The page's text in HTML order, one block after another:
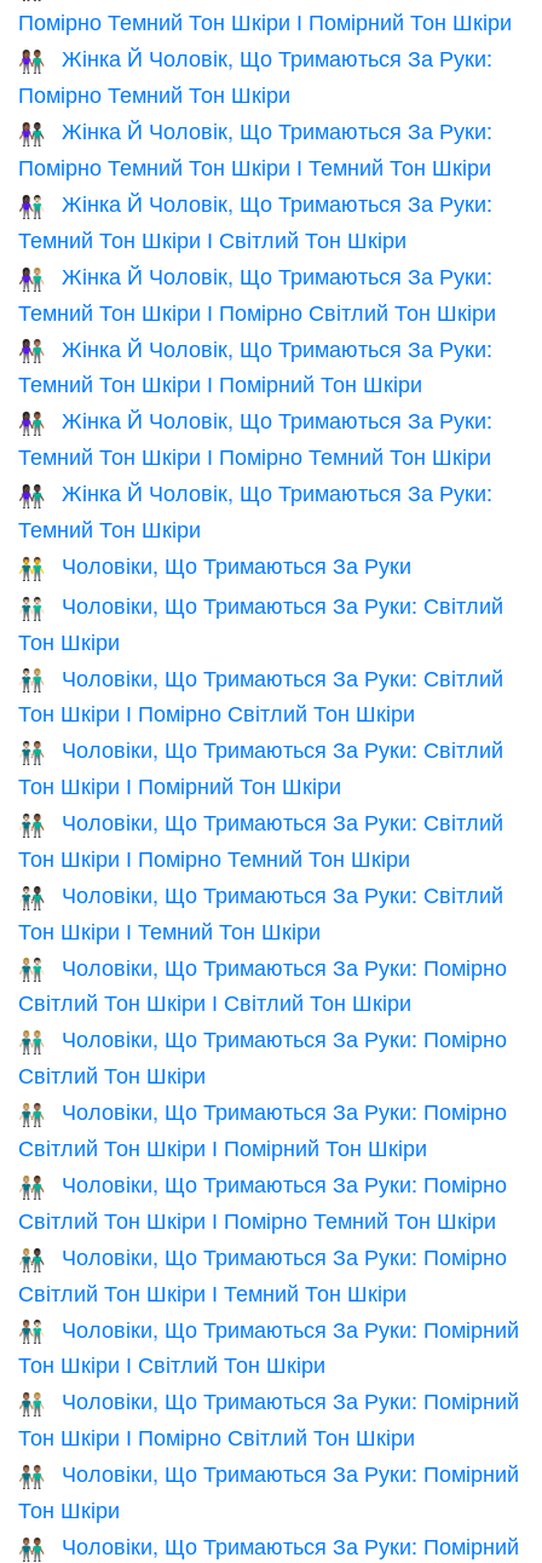
Помірно Темний Тон Шкіри І Помірний Тон Шкіри
👫🏾
Жінка Й Чоловік, Що Тримаються За Руки:
Помірно Темний Тон Шкіри
👩🏾‍🤝‍👨🏿
Жінка Й Чоловік, Що Тримаються За Руки:
Помірно Темний Тон Шкіри І Темний Тон Шкіри
👩🏿‍🤝‍👨🏻
Жінка Й Чоловік, Що Тримаються За Руки:
Темний Тон Шкіри І Світлий Тон Шкіри
👩🏿‍🤝‍👨🏼
Жінка Й Чоловік, Що Тримаються За Руки:
Темний Тон Шкіри І Помірно Світлий Тон Шкіри
👩🏿‍🤝‍👨🏽
Жінка Й Чоловік, Що Тримаються За Руки:
Темний Тон Шкіри І Помірний Тон Шкіри
👩🏿‍🤝‍👨🏾
Жінка Й Чоловік, Що Тримаються За Руки:
Темний Тон Шкіри І Помірно Темний Тон Шкіри
👫🏿
Жінка Й Чоловік, Що Тримаються За Руки:
Темний Тон Шкіри
👬 Чоловіки, Що Тримаються За Руки
👬🏻
Чоловіки, Що Тримаються За Руки: Світлий
Тон Шкіри
👨🏻‍🤝‍👨🏼
Чоловіки, Що Тримаються За Руки: Світлий
Тон Шкіри І Помірно Світлий Тон Шкіри
👨🏻‍🤝‍👨🏽
Чоловіки, Що Тримаються За Руки: Світлий
Тон Шкіри І Помірний Тон Шкіри
👨🏻‍🤝‍👨🏾
Чоловіки, Що Тримаються За Руки: Світлий
Тон Шкіри І Помірно Темний Тон Шкіри
👨🏻‍🤝‍👨🏿
Чоловіки, Що Тримаються За Руки: Світлий
Тон Шкіри І Темний Тон Шкіри
👨🏼‍🤝‍👨🏻
Чоловіки, Що Тримаються За Руки: Помірно
Світлий Тон Шкіри І Світлий Тон Шкіри
👬🏼
Чоловіки, Що Тримаються За Руки: Помірно
Світлий Тон Шкіри
👨🏼‍🤝‍👨🏽
Чоловіки, Що Тримаються За Руки: Помірно
Світлий Тон Шкіри І Помірний Тон Шкіри
👨🏼‍🤝‍👨🏾
Чоловіки, Що Тримаються За Руки: Помірно
Світлий Тон Шкіри І Помірно Темний Тон Шкіри
👨🏼‍🤝‍👨🏿
Чоловіки, Що Тримаються За Руки: Помірно
Світлий Тон Шкіри І Темний Тон Шкіри
👨🏽‍🤝‍👨🏻
Чоловіки, Що Тримаються За Руки: Помірний
Тон Шкіри І Світлий Тон Шкіри
👨🏽‍🤝‍👨🏼
Чоловіки, Що Тримаються За Руки: Помірний
Тон Шкіри І Помірно Світлий Тон Шкіри
👬🏽
Чоловіки, Що Тримаються За Руки: Помірний
Тон Шкіри
👨🏽‍🤝‍👨🏾
Чоловіки, Що Тримаються За Руки: Помірний